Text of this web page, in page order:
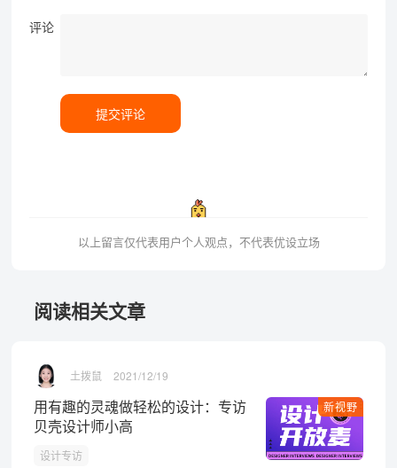
评论
提交评论
以上留言仅代表用户个人观点，不代表优设立场
阅读相关文章
土拨鼠 2021/12/19
新视野
用有趣的灵魂做轻松的设计：专访
贝壳设计师小高
设计专访